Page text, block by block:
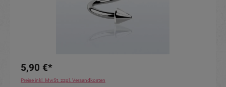
5,90 €*
Preise inkl. MwSt. zzgl. Versandkosten